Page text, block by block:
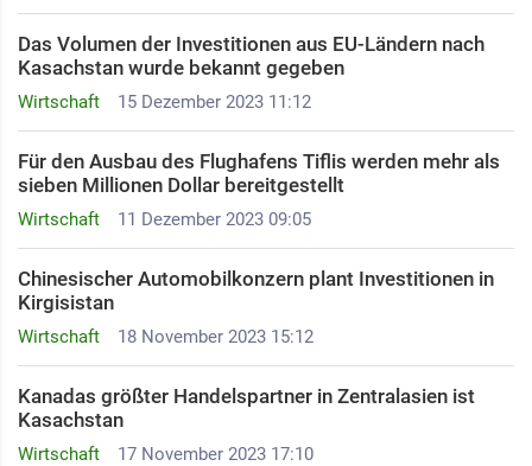
Wirtschaft 15 Dezember 2023 11:12
Das Volumen der Investitionen aus EU-Ländern nach
Kasachstan wurde bekannt gegeben
Wirtschaft 11 Dezember 2023 09:05
Für den Ausbau des Flughafens Tiflis werden mehr als
sieben Millionen Dollar bereitgestellt
Wirtschaft 18 November 2023 15:12
Chinesischer Automobilkonzern plant Investitionen in
Kirgisistan
Wirtschaft 17 November 2023 17:10
Kanadas größter Handelspartner in Zentralasien ist
Kasachstan